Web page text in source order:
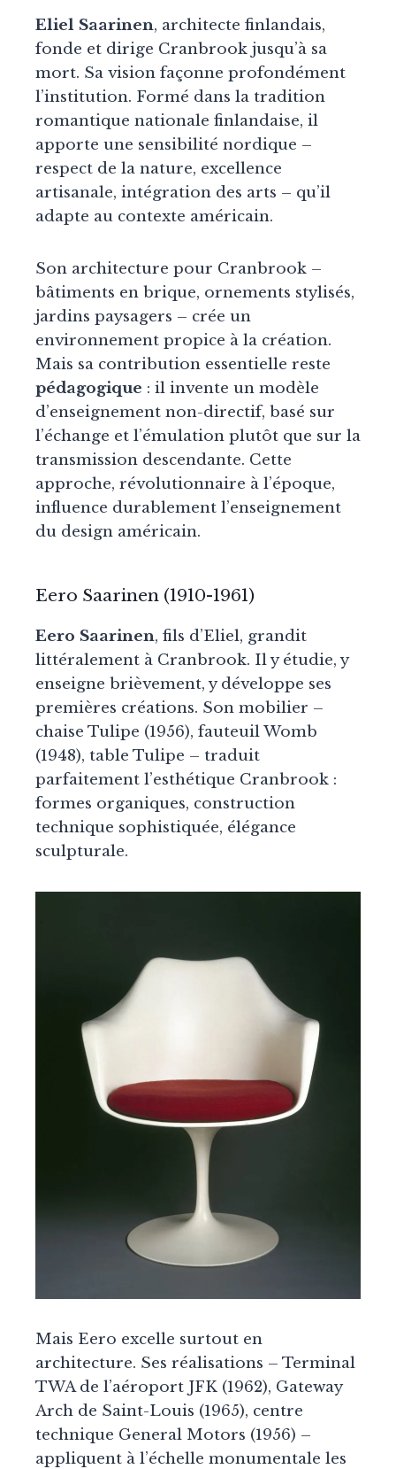
Eliel Saarinen, architecte finlandais,
fonde et dirige Cranbrook jusqu’à sa
mort. Sa vision façonne profondément
l’institution. Formé dans la tradition
romantique nationale finlandaise, il
apporte une sensibilité nordique –
respect de la nature, excellence
artisanale, intégration des arts – qu’il
adapte au contexte américain.
Son architecture pour Cranbrook –
bâtiments en brique, ornements stylisés,
jardins paysagers – crée un
environnement propice à la création.
Mais sa contribution essentielle reste
pédagogique : il invente un modèle
d’enseignement non-directif, basé sur
l’échange et l’émulation plutôt que sur la
transmission descendante. Cette
approche, révolutionnaire à l’époque,
influence durablement l’enseignement
du design américain.
Eero Saarinen (1910-1961)
Eero Saarinen, fils d’Eliel, grandit
littéralement à Cranbrook. Il y étudie, y
enseigne brièvement, y développe ses
premières créations. Son mobilier –
chaise Tulipe (1956), fauteuil Womb
(1948), table Tulipe – traduit
parfaitement l’esthétique Cranbrook :
formes organiques, construction
technique sophistiquée, élégance
sculpturale.
Mais Eero excelle surtout en
architecture. Ses réalisations – Terminal
TWA de l’aéroport JFK (1962), Gateway
Arch de Saint-Louis (1965), centre
technique General Motors (1956) –
appliquent à l’échelle monumentale les